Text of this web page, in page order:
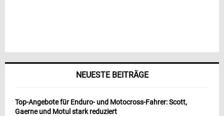
NEUESTE BEITRÄGE
Top-Angebote für Enduro- und Motocross-Fahrer: Scott,
Gaerne und Motul stark reduziert